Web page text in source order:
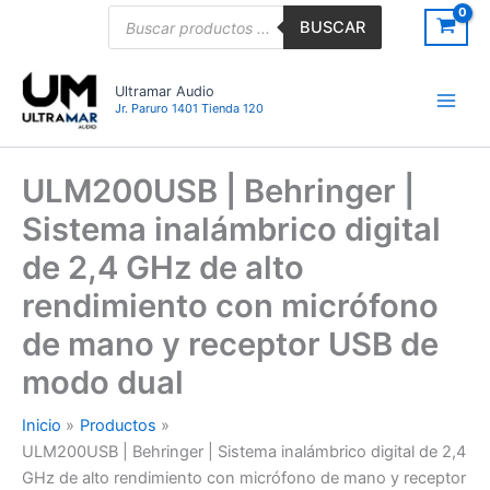
BUSCAR
Ultramar Audio
Jr. Paruro 1401 Tienda 120
ULM200USB | Behringer |
Sistema inalámbrico digital
de 2,4 GHz de alto
rendimiento con micrófono
de mano y receptor USB de
modo dual
Inicio
Productos
ULM200USB | Behringer | Sistema inalámbrico digital de 2,4
GHz de alto rendimiento con micrófono de mano y receptor